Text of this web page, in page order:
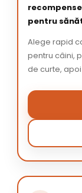
pentru
Alege rapid
pentru câini,
de curte,